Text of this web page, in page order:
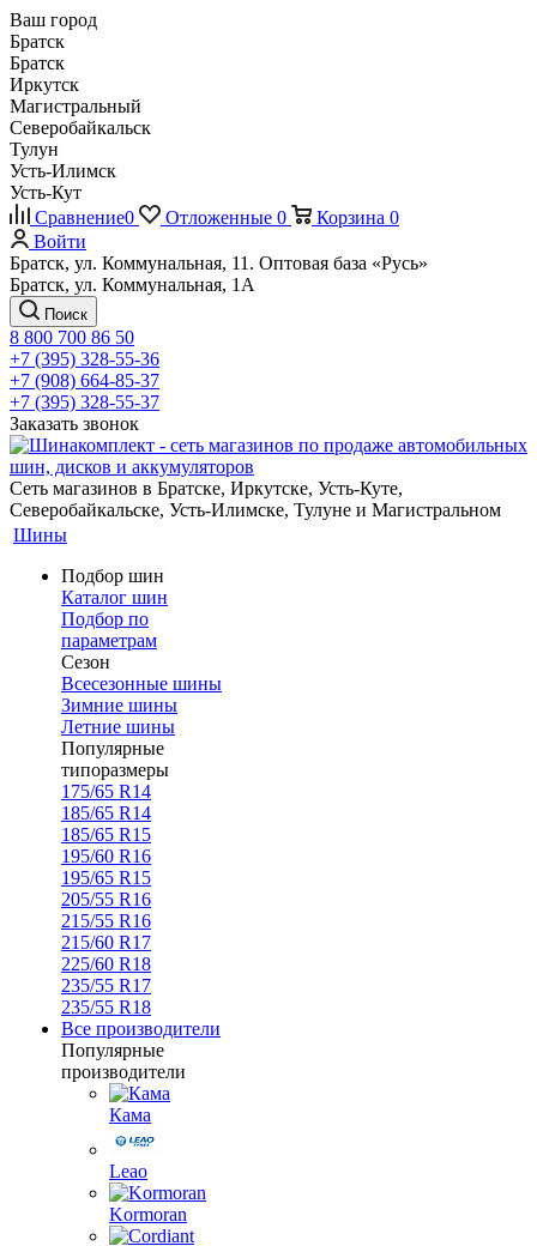
Ваш город
Братск
Братск
Иркутск
Магистральный
Северобайкальск
Тулун
Усть-Илимск
Усть-Кут
Сравнение0 Отложенные 0 Корзина 0
Войти
Братск, ул. Коммунальная, 11. Оптовая база «Русь»
Братск, ул. Коммунальная, 1А
Поиск
8 800 700 86 50
+7 (395) 328-55-36
+7 (908) 664-85-37
+7 (395) 328-55-37
Заказать звонок
Сеть магазинов в Братске, Иркутске, Усть-Куте,
Северобайкальске, Усть-Илимске, Тулуне и Магистральном
Шины
Подбор шин
Каталог шин
Подбор по
параметрам
Сезон
Всесезонные шины
Зимние шины
Летние шины
Популярные
типоразмеры
175/65 R14
185/65 R14
185/65 R15
195/60 R16
195/65 R15
205/55 R16
215/55 R16
215/60 R17
225/60 R18
235/55 R17
235/55 R18
Все производители
Популярные
производители
Кама
Leao
Kormoran